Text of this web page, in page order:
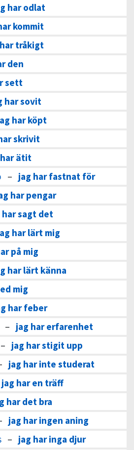
har odlat
kommit
tråkigt
den
sett
har sovit
har köpt
skrivit
ätit
– jag har fastnat för
har pengar
har sagt det
har lärt mig
på mig
har lärt känna
mig
har feber
– jag har erfarenhet
– jag har stigit upp
jag har inte studerat
jag har en träff
har det bra
jag har ingen aning
– jag har inga djur